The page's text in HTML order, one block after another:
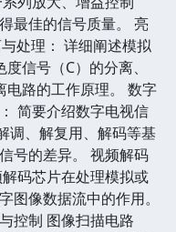
最佳的信号质量。 亮
处理： 详细阐述模拟
信号（C）的分离、
电路的工作原理。 数字
简要介绍数字电视信
调、解复用、解码等基
号的差异。 视频解码
码芯片在处理模拟或
图像数据流中的作用。
控制 图像扫描电路